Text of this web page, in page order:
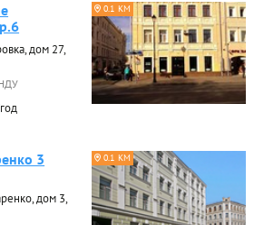
дом 27,
0.1 КМ
3
дом 3,
0.1 КМ